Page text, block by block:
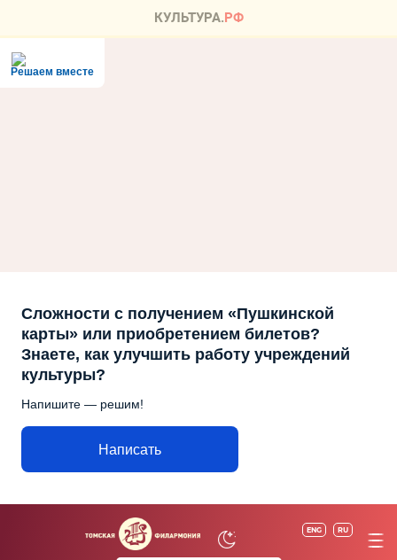
Решаем вместе
Сложности с получением «Пушкинской
карты» или приобретением билетов?
Знаете, как улучшить работу учреждений
культуры?
Напишите — решим!
Написать
ENG RU